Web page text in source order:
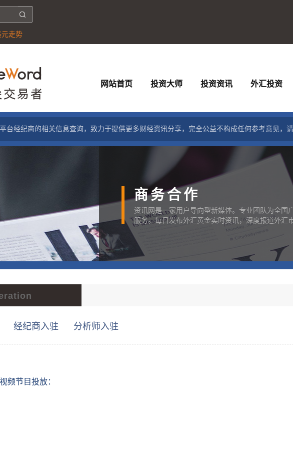
元走势
网站首页 投资大师 投资资讯 外汇投资
台经纪商的相关信息查询，致力于提供更多财经资讯分享，完全公益不构成任何参考意见，
商务合作
资讯网是一家用户导向型新媒体。专业团队为全国
服务。每日发布外汇黄金实时资讯，深度报道外汇
经纪商入驻 分析师入驻
频节目投放：